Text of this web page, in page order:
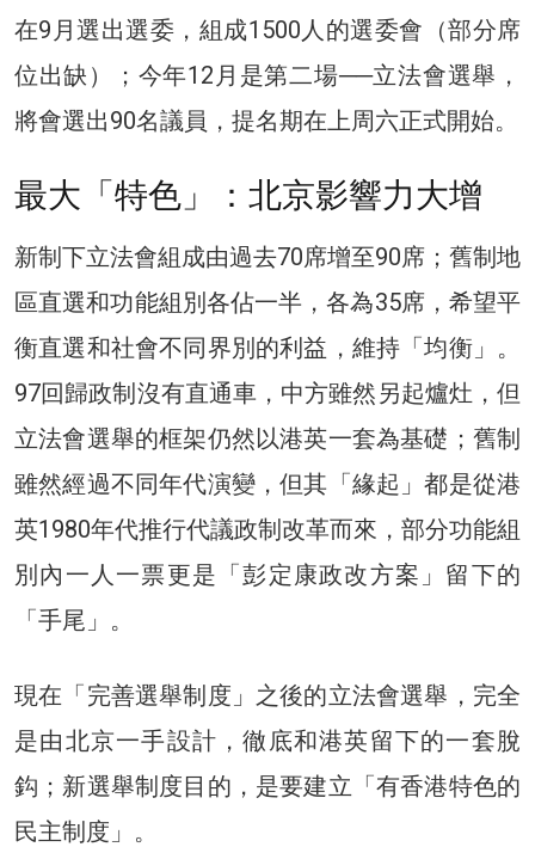
在9月選出選委，組成1500人的選委會（部分席
位出缺）；今年12月是第二場──立法會選舉，
將會選出90名議員，提名期在上周六正式開始。
最大「特色」：北京影響力大增
新制下立法會組成由過去70席增至90席；舊制地
區直選和功能組別各佔一半，各為35席，希望平
衡直選和社會不同界別的利益，維持「均衡」。
97回歸政制沒有直通車，中方雖然另起爐灶，但
立法會選舉的框架仍然以港英一套為基礎；舊制
雖然經過不同年代演變，但其「緣起」都是從港
英1980年代推行代議政制改革而來，部分功能組
別內一人一票更是「彭定康政改方案」留下的
「手尾」。
現在「完善選舉制度」之後的立法會選舉，完全
是由北京一手設計，徹底和港英留下的一套脫
鈎；新選舉制度目的，是要建立「有香港特色的
民主制度」。